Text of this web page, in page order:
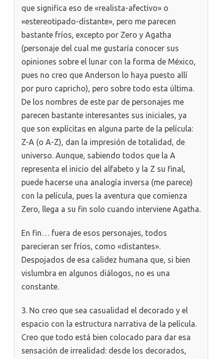
que significa eso de «realista-afectivo» o
«estereotipado-distante», pero me parecen
bastante fríos, excepto por Zero y Agatha
(personaje del cual me gustaría conocer sus
opiniones sobre el lunar con la forma de México,
pues no creo que Anderson lo haya puesto allí
por puro capricho), pero sobre todo esta última.
De los nombres de este par de personajes me
parecen bastante interesantes sus iniciales, ya
que son explícitas en alguna parte de la película:
Z-A (o A-Z), dan la impresión de totalidad, de
universo. Aunque, sabiendo todos que la A
representa el inicio del alfabeto y la Z su final,
puede hacerse una analogía inversa (me parece)
con la película, pues la aventura que comienza
Zero, llega a su fin solo cuando interviene Agatha.
En fin… fuera de esos personajes, todos
parecieran ser fríos, como «distantes».
Despojados de esa calidez humana que, si bien
vislumbra en algunos diálogos, no es una
constante.
3. No creo que sea casualidad el decorado y el
espacio con la estructura narrativa de la película.
Creo que todo está bien colocado para dar esa
sensación de irrealidad: desde los decorados,